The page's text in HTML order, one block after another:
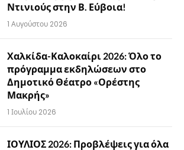
Ντινιούς στην Β. Εύβοια!
1 Αυγούστου 2026
Χαλκίδα-Καλοκαίρι 2026: Όλο το
πρόγραμμα εκδηλώσεων στο
Δημοτικό Θέατρο «Ορέστης
Μακρής»
1 Ιουλίου 2026
ΙΟΥΛΙΟΣ 2026: Προβλέψεις για όλα